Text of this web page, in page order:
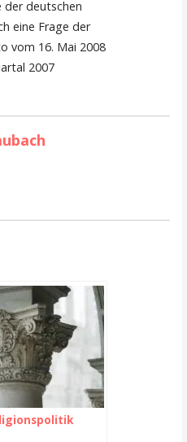
der deutschen
eine Frage der
vom 16. Mai 2008
2007